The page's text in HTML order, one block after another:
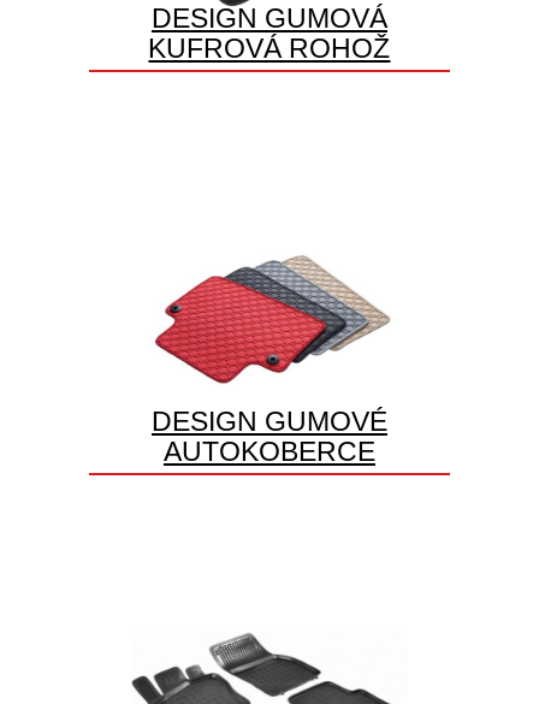
DESIGN GUMOVÁ
KUFROVÁ ROHOŽ
DESIGN GUMOVÉ
AUTOKOBERCE